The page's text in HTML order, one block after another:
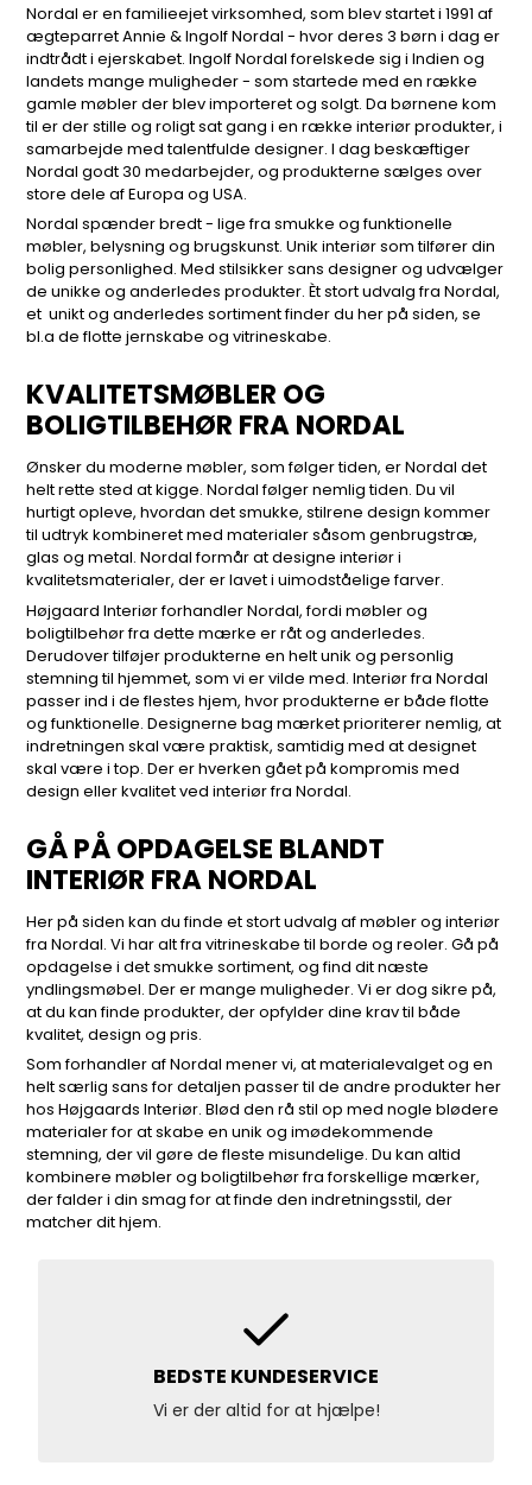
Nordal er en familieejet virksomhed, som blev startet i 1991 af
ægteparret Annie & Ingolf Nordal - hvor deres 3 børn i dag er
indtrådt i ejerskabet. Ingolf Nordal forelskede sig i Indien og
landets mange muligheder - som startede med en række
gamle møbler der blev importeret og solgt. Da børnene kom
til er der stille og roligt sat gang i en række interiør produkter, i
samarbejde med talentfulde designer. I dag beskæftiger
Nordal godt 30 medarbejder, og produkterne sælges over
store dele af Europa og USA.
Nordal spænder bredt - lige fra smukke og funktionelle
møbler, belysning og brugskunst. Unik interiør som tilfører din
bolig personlighed. Med stilsikker sans designer og udvælger
de unikke og anderledes produkter. Èt stort udvalg fra Nordal,
et unikt og anderledes sortiment finder du her på siden, se
bl.a de flotte jernskabe og vitrineskabe.
KVALITETSMØBLER OG
BOLIGTILBEHØR FRA NORDAL
Ønsker du moderne møbler, som følger tiden, er Nordal det
helt rette sted at kigge. Nordal følger nemlig tiden. Du vil
hurtigt opleve, hvordan det smukke, stilrene design kommer
til udtryk kombineret med materialer såsom genbrugstræ,
glas og metal. Nordal formår at designe interiør i
kvalitetsmaterialer, der er lavet i uimodståelige farver.
Højgaard Interiør forhandler Nordal, fordi møbler og
boligtilbehør fra dette mærke er råt og anderledes.
Derudover tilføjer produkterne en helt unik og personlig
stemning til hjemmet, som vi er vilde med. Interiør fra Nordal
passer ind i de flestes hjem, hvor produkterne er både flotte
og funktionelle. Designerne bag mærket prioriterer nemlig, at
indretningen skal være praktisk, samtidig med at designet
skal være i top. Der er hverken gået på kompromis med
design eller kvalitet ved interiør fra Nordal.
GÅ PÅ OPDAGELSE BLANDT
INTERIØR FRA NORDAL
Her på siden kan du finde et stort udvalg af møbler og interiør
fra Nordal. Vi har alt fra vitrineskabe til borde og reoler. Gå på
opdagelse i det smukke sortiment, og find dit næste
yndlingsmøbel. Der er mange muligheder. Vi er dog sikre på,
at du kan finde produkter, der opfylder dine krav til både
kvalitet, design og pris.
Som forhandler af Nordal mener vi, at materialevalget og en
helt særlig sans for detaljen passer til de andre produkter her
hos Højgaards Interiør. Blød den rå stil op med nogle blødere
materialer for at skabe en unik og imødekommende
stemning, der vil gøre de fleste misundelige. Du kan altid
kombinere møbler og boligtilbehør fra forskellige mærker,
der falder i din smag for at finde den indretningsstil, der
matcher dit hjem.
KÆMPE UDVALG
Find alt hos os. Til fantastiske priser!